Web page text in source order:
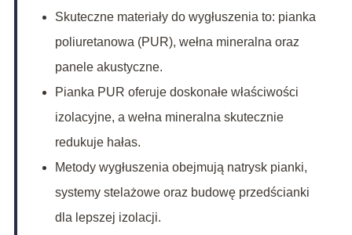
Skuteczne materiały do wygłuszenia to: pianka
poliuretanowa (PUR), wełna mineralna oraz
panele akustyczne.
Pianka PUR oferuje doskonałe właściwości
izolacyjne, a wełna mineralna skutecznie
redukuje hałas.
Metody wygłuszenia obejmują natrysk pianki,
systemy stelażowe oraz budowę przedścianki
dla lepszej izolacji.